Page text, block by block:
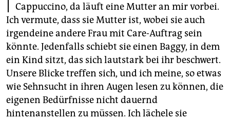
genossenschaft
epaper login
Cappuccino, da läuft eine Mutter an mir vorbei.
Ich vermute, dass sie Mutter ist, wobei sie auch
irgendeine andere Frau mit Care-Auftrag sein
könnte. Jedenfalls schiebt sie einen Baggy, in dem
ein Kind sitzt, das sich lautstark bei ihr beschwert.
Unsere Blicke treffen sich, und ich meine, so etwas
wie Sehnsucht in ihren Augen lesen zu können, die
eigenen Bedürfnisse nicht dauernd
hintenanstellen zu müssen. Ich lächele sie